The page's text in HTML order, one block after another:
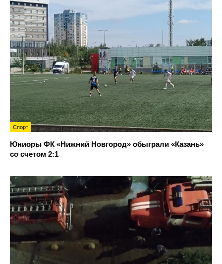
Спорт
Юниоры ФК «Нижний Новгород» обыграли «Казань»
со счетом 2:1